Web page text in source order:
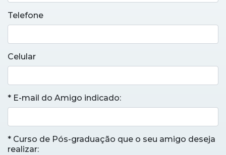
Telefone
Celular
* E-mail do Amigo indicado:
* Curso de Pós-graduação que o seu amigo deseja
realizar: